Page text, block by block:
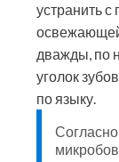
устранить
дважды, по
уголок
по языку.